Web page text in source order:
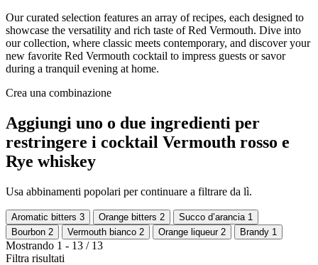
Our curated selection features an array of recipes, each designed to
showcase the versatility and rich taste of Red Vermouth. Dive into
our collection, where classic meets contemporary, and discover your
new favorite Red Vermouth cocktail to impress guests or savor
during a tranquil evening at home.
Crea una combinazione
Aggiungi uno o due ingredienti per
restringere i cocktail Vermouth rosso e
Rye whiskey
Usa abbinamenti popolari per continuare a filtrare da lì.
Aromatic bitters 3 Orange bitters 2 Succo d’arancia 1
Bourbon 2 Vermouth bianco 2 Orange liqueur 2 Brandy 1
Mostrando 1 - 13 / 13
Filtra risultati